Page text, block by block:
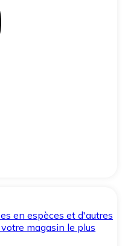
en espèces et d'autres
magasin le plus